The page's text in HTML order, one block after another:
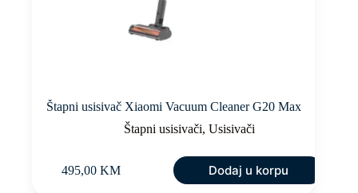
Štapni usisivač Xiaomi Vacuum Cleaner G20 Max
Štapni usisivači,Usisivači
495,00 KM Dodaj u korpu